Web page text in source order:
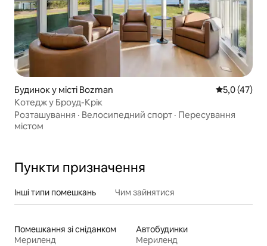
Будинок у місті Bozman Середня
5,0 (47)
Котедж у Броуд-Крік
Розташування · Велосипедний спорт · Пересування
містом
Пункти призначення
Інші типи помешкань Чим зайнятися
Помешкання зі сніданком
Мериленд
Автобудинки
Мериленд